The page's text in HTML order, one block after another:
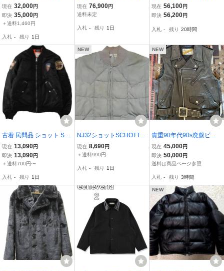
ト スカジャン 2XL RAYO
N SUKA ASING JACKET
レーヨン スカ エイジング
虎 和柄
現在 32,000円
即決 35,000円
＋送料1,460円
入札 - 残り 1日
レザージャケット ブルゾ
ン 羊革 コート アウター 3
ク 26302432485
現在 76,900円
送料未定
入札 - 残り 1日
4 ポリスマン レザージャ
ケット】40 アメリカ製 ブ
6
現在 56,100円
即決 56,200円
入札 - 残り 20時間
古着 民間品 ショット SC
HOTT TYPE-U 中綿入り
ミリタリー フライトジャ
ケット メンズXL相当 /ea
現在 13,090円
即決 13,090円
＋送料700円〜
入札 - 残り 1日
NEW
NJ32ショットSCHOTTア
メリカ古着アメリカ製ダ
ウンジャケット80’Sビン
イロンジャケット/グレー
現在 8,690円
＋送料990円
入札 - 残り 1日
NEW
貴重90年代90s廃盤ビン
テージschottショット109
VライダースベストMレザ
ーベスト黒ライダースジ
革ダブル革ジャンZ591
現在 45,000円
即決 50,000円
送料は商品ページ参照
入札 - 残り 3時間
NEW